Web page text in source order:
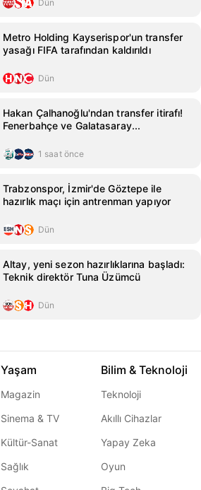
Dün
Metro Holding Kayserispor'un transfer
yasağı FIFA tarafından kaldırıldı
Dün
Hakan Çalhanoğlu'ndan transfer itirafı!
Fenerbahçe ve Galatasaray...
1 saat önce
Trabzonspor, İzmir'de Göztepe ile
hazırlık maçı için antrenman yapıyor
Dün
Altay, yeni sezon hazırlıklarına başladı:
Teknik direktör Tuna Üzümcü
Dün
Yaşam
Magazin
Sinema & TV
Kültür-Sanat
Sağlık
Bilim & Teknoloji
Teknoloji
Akıllı Cihazlar
Yapay Zeka
Oyun